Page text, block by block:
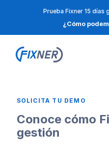
Prueba Fixner 15 días
¿Cómo
SOLICITA TU DEMO
Conoce cómo
gestión